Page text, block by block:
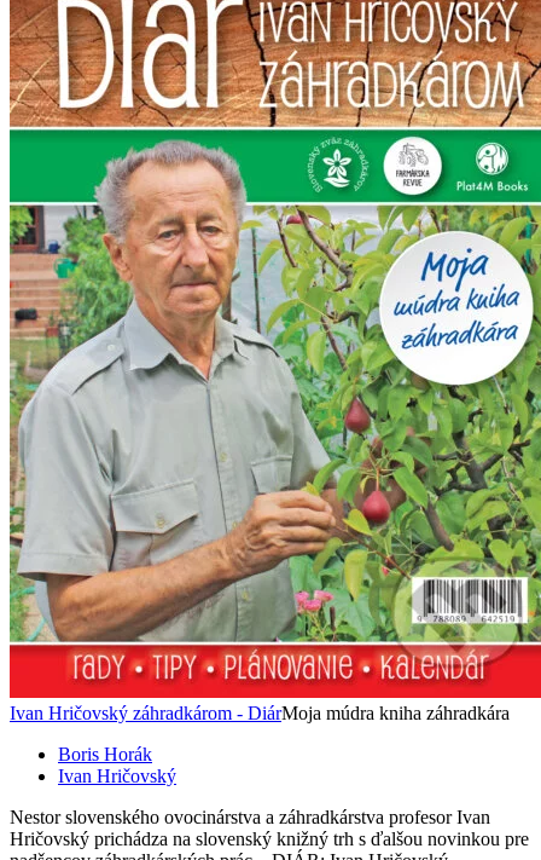
Ivan Hričovský záhradkárom - DiárMoja múdra kniha záhradkára
Boris Horák
Ivan Hričovský
Nestor slovenského ovocinárstva a záhradkárstva profesor Ivan
Hričovský prichádza na slovenský knižný trh s ďalšou novinkou pre